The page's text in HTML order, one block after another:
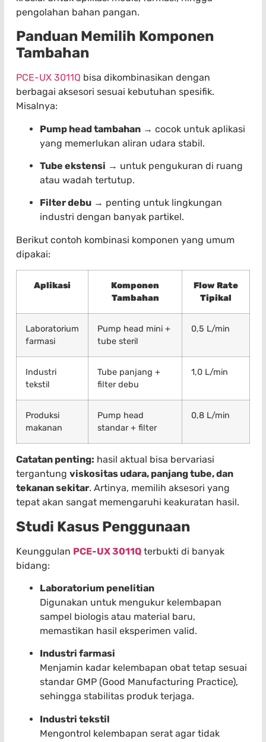
pengolahan bahan pangan.
Panduan Memilih Komponen
Tambahan
PCE-UX 3011Q bisa dikombinasikan dengan
berbagai aksesori sesuai kebutuhan spesifik.
Misalnya:
Pump head tambahan → cocok untuk aplikasi
yang memerlukan aliran udara stabil.
Tube ekstensi → untuk pengukuran di ruang
atau wadah tertutup.
Filter debu → penting untuk lingkungan
industri dengan banyak partikel.
Berikut contoh kombinasi komponen yang umum
dipakai:
Aplikasi
Komponen
Tambahan
Flow Rate
Tipikal
Laboratorium
farmasi
Pump head mini +
tube steril
0,5 L/min
Industri
tekstil
Tube panjang +
filter debu
1,0 L/min
Produksi
makanan
Pump head
standar + filter
0,8 L/min
Catatan penting: hasil aktual bisa bervariasi
tergantung viskositas udara, panjang tube, dan
tekanan sekitar. Artinya, memilih aksesori yang
tepat akan sangat memengaruhi keakuratan hasil.
Studi Kasus Penggunaan
Keunggulan PCE-UX 3011Q terbukti di banyak
bidang:
Laboratorium penelitian
Digunakan untuk mengukur kelembapan
sampel biologis atau material baru,
memastikan hasil eksperimen valid.
Industri farmasi
Menjamin kadar kelembapan obat tetap sesuai
standar GMP (Good Manufacturing Practice),
sehingga stabilitas produk terjaga.
Industri tekstil
Mengontrol kelembapan serat agar tidak